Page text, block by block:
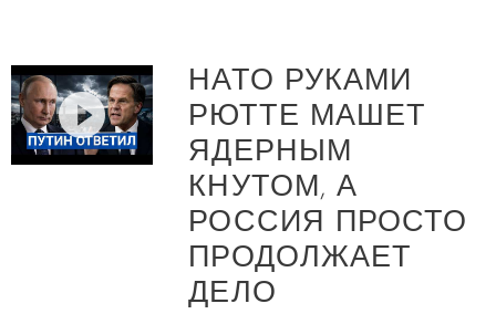
НАТО РУКАМИ
РЮТТЕ МАШЕТ
ЯДЕРНЫМ
КНУТОМ, А
РОССИЯ ПРОСТО
ПРОДОЛЖАЕТ
ДЕЛО